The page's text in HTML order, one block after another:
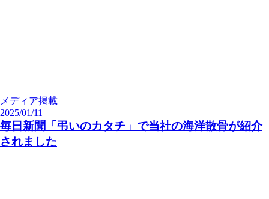
メディア掲載
2025/01/11
毎日新聞「弔いのカタチ」で当社の海洋散骨が紹介
されました